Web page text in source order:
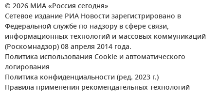
© 2026 МИА «Россия сегодня»
Сетевое издание РИА Новости зарегистрировано в
Федеральной службе по надзору в сфере связи,
информационных технологий и массовых коммуникаций
(Роскомнадзор) 08 апреля 2014 года.
Политика использования Cookie и автоматического
логирования
Политика конфиденциальности (ред. 2023 г.)
Правила применения рекомендательных технологий